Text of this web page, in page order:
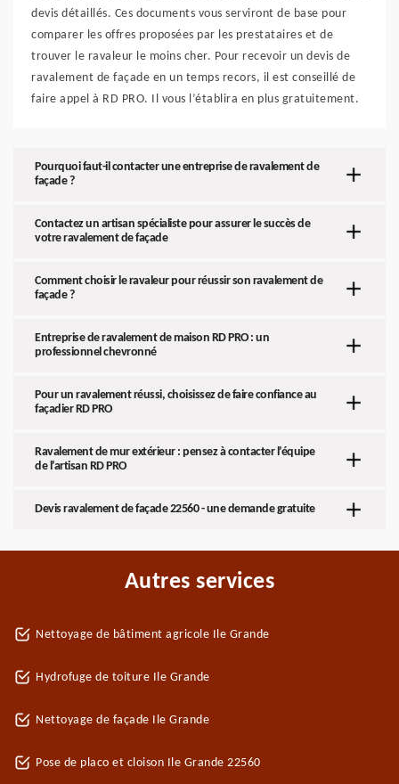
devis détaillés. Ces documents vous serviront de base pour
comparer les offres proposées par les prestataires et de
trouver le ravaleur le moins cher. Pour recevoir un devis de
ravalement de façade en un temps recors, il est conseillé de
faire appel à RD PRO. Il vous l’établira en plus gratuitement.
Pourquoi faut-il contacter une entreprise de ravalement de
façade ?
Contactez un artisan spécialiste pour assurer le succès de
votre ravalement de façade
Comment choisir le ravaleur pour réussir son ravalement de
façade ?
Entreprise de ravalement de maison RD PRO : un
professionnel chevronné
Pour un ravalement réussi, choisissez de faire confiance au
façadier RD PRO
Ravalement de mur extérieur : pensez à contacter l’équipe
de l’artisan RD PRO
Devis ravalement de façade 22560 - une demande gratuite
Autres services
Nettoyage de bâtiment agricole Ile Grande
Hydrofuge de toiture Ile Grande
Nettoyage de façade Ile Grande
Pose de placo et cloison Ile Grande 22560